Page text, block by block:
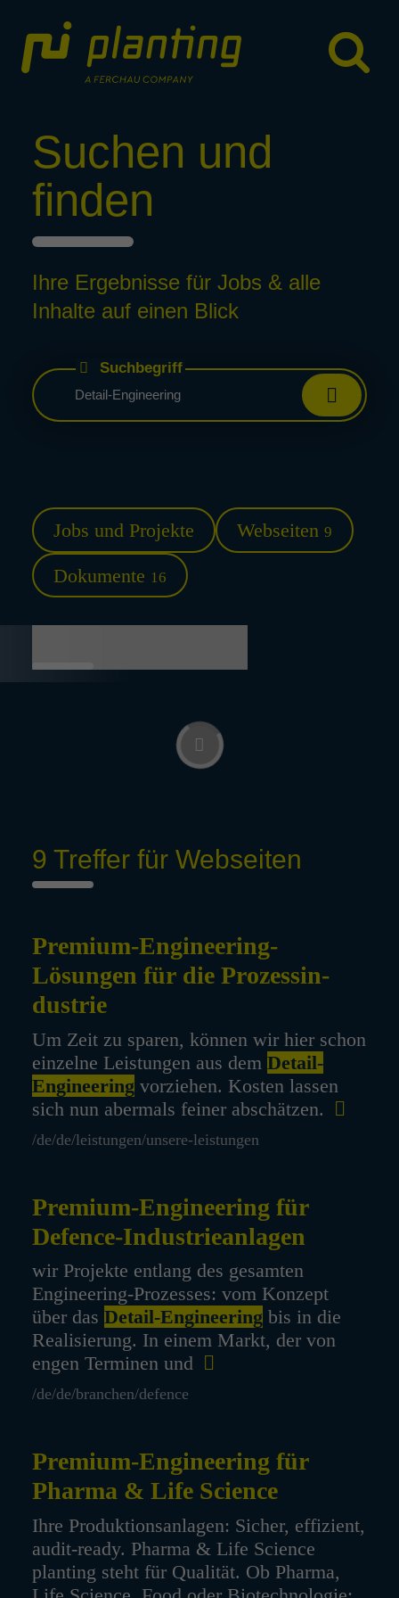
Suchen und
finden
Ihre Ergebnisse für Jobs & alle
Inhalte auf einen Blick
Suchbegriff
Jobs und Projekte Webseiten9
Dokumente 16
9 Treffer für Webseiten
Premium-Engi­nee­ring-
Lösungen für die Prozes­s­in­
dus­trie
Um Zeit zu sparen, können wir hier schon
einzelne Leistungen aus dem Detail-
Engineering vorziehen. Kosten lassen
sich nun abermals feiner abschätzen.
/de/de/leistungen/unsere-leistungen
Premium-Engi­nee­ring für
Defence-Indus­trie­an­lagen
wir Projekte entlang des gesamten
Engineering-Prozesses: vom Konzept
über das Detail-Engineering bis in die
Realisierung. In einem Markt, der von
engen Terminen und
/de/de/branchen/defence
Premium-Engi­nee­ring für
Pharma & Life Science
Ihre Produktionsanlagen: Sicher, effizient,
audit-ready. Pharma & Life Science
planting steht für Qualität. Ob Pharma,